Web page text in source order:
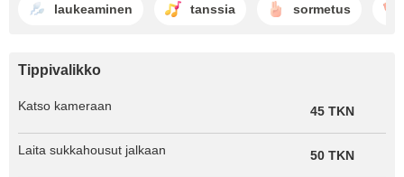
laukeaminen tanssia sormetus
Tippivalikko
Katso kameraan 45 TKN
Laita sukkahousut jalkaan 50 TKN